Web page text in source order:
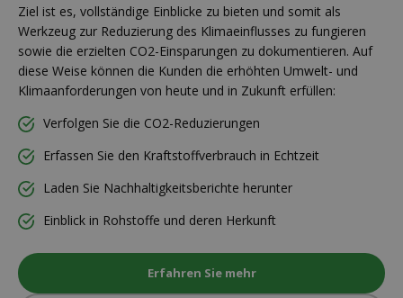
Ziel ist es, vollständige Einblicke zu bieten und somit als
Werkzeug zur Reduzierung des Klimaeinflusses zu fungieren
sowie die erzielten CO2-Einsparungen zu dokumentieren. Auf
diese Weise können die Kunden die erhöhten Umwelt- und
Klimaanforderungen von heute und in Zukunft erfüllen:
Verfolgen Sie die CO2-Reduzierungen
Erfassen Sie den Kraftstoffverbrauch in Echtzeit
Laden Sie Nachhaltigkeitsberichte herunter
Einblick in Rohstoffe und deren Herkunft
Erfahren Sie mehr